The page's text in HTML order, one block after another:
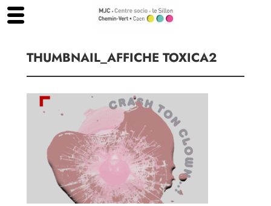
Aller
contenuTHUMBNAIL_AFFICHE TOXICA2